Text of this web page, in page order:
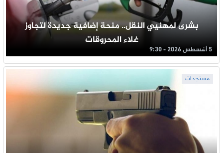
بشرى لمهنيي النقل.. منحة إضافية جديدة لتجاوز
غلاء المحروقات
5 أغسطس 2026 - 9:30
مستجدات